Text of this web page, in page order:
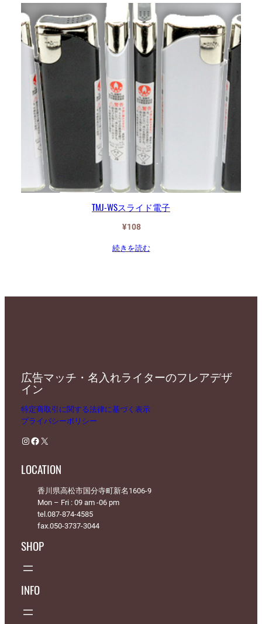
TMJ-WSスライド電子
¥108
続きを読む
広告マッチ・名入れライターのフレアデザ
イン
特定商取引に関する法律に基づく表示
プライバシーポリシー
Instagram Facebook X
LOCATION
香川県高松市国分寺町新名1606-9
Mon – Fri : 09 am -06 pm
tel.087-874-4585
fax.050-3737-3044
SHOP
INFO